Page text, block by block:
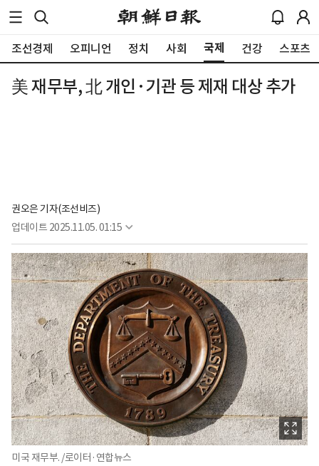
조선경제 오피니언 정치 사회 국제 건강 스포츠
美 재무부, 北 개인·기관 등 제재 대상 추가
권오은 기자(조선비즈)
업데이트 2025.11.05. 01:15
미국 재무부. /로이터·연합뉴스